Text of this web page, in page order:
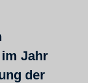
Jahr
der